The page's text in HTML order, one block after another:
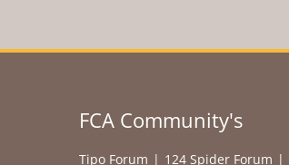
FCA Community's
Tipo Forum 124 Spider Forum